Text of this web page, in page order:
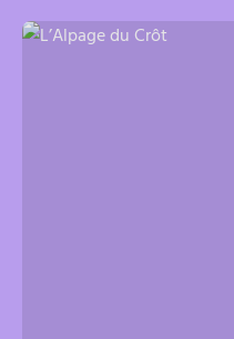
L’Alpage du Crôt